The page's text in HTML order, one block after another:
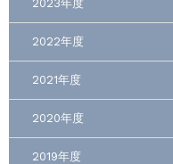
2023年度
2022年度
2021年度
2020年度
2019年度